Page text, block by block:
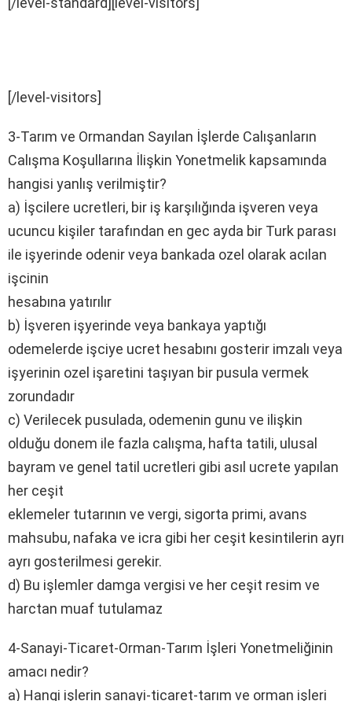
[/level-visitors]
3-Tarım ve Ormandan Sayılan İşlerde Calışanların
Calışma Koşullarına İlişkin Yonetmelik kapsamında
hangisi yanlış verilmiştir?
a) İşcilere ucretleri, bir iş karşılığında işveren veya
ucuncu kişiler tarafından en gec ayda bir Turk parası
ile işyerinde odenir veya bankada ozel olarak acılan
işcinin
hesabına yatırılır
b) İşveren işyerinde veya bankaya yaptığı
odemelerde işciye ucret hesabını gosterir imzalı veya
işyerinin ozel işaretini taşıyan bir pusula vermek
zorundadır
c) Verilecek pusulada, odemenin gunu ve ilişkin
olduğu donem ile fazla calışma, hafta tatili, ulusal
bayram ve genel tatil ucretleri gibi asıl ucrete yapılan
her ceşit
eklemeler tutarının ve vergi, sigorta primi, avans
mahsubu, nafaka ve icra gibi her ceşit kesintilerin ayrı
ayrı gosterilmesi gerekir.
d) Bu işlemler damga vergisi ve her ceşit resim ve
harctan muaf tutulamaz
4-Sanayi-Ticaret-Orman-Tarım İşleri Yonetmeliğinin
amacı nedir?
a) Hangi işlerin sanayi-ticaret-tarım ve orman işleri